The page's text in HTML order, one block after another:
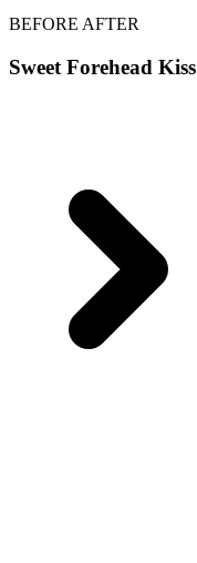
BEFORE AFTER
Sweet Forehead Kiss